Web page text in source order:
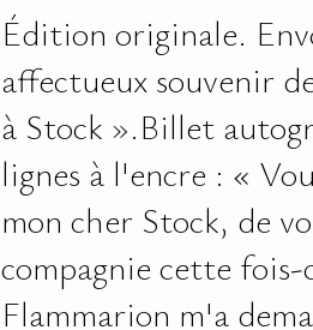
Édition originale.
affectueux souvenir
à Stock ».Billet
lignes à l'encre : «
mon cher Stock, de
compagnie cette fois-
Flammarion m'a